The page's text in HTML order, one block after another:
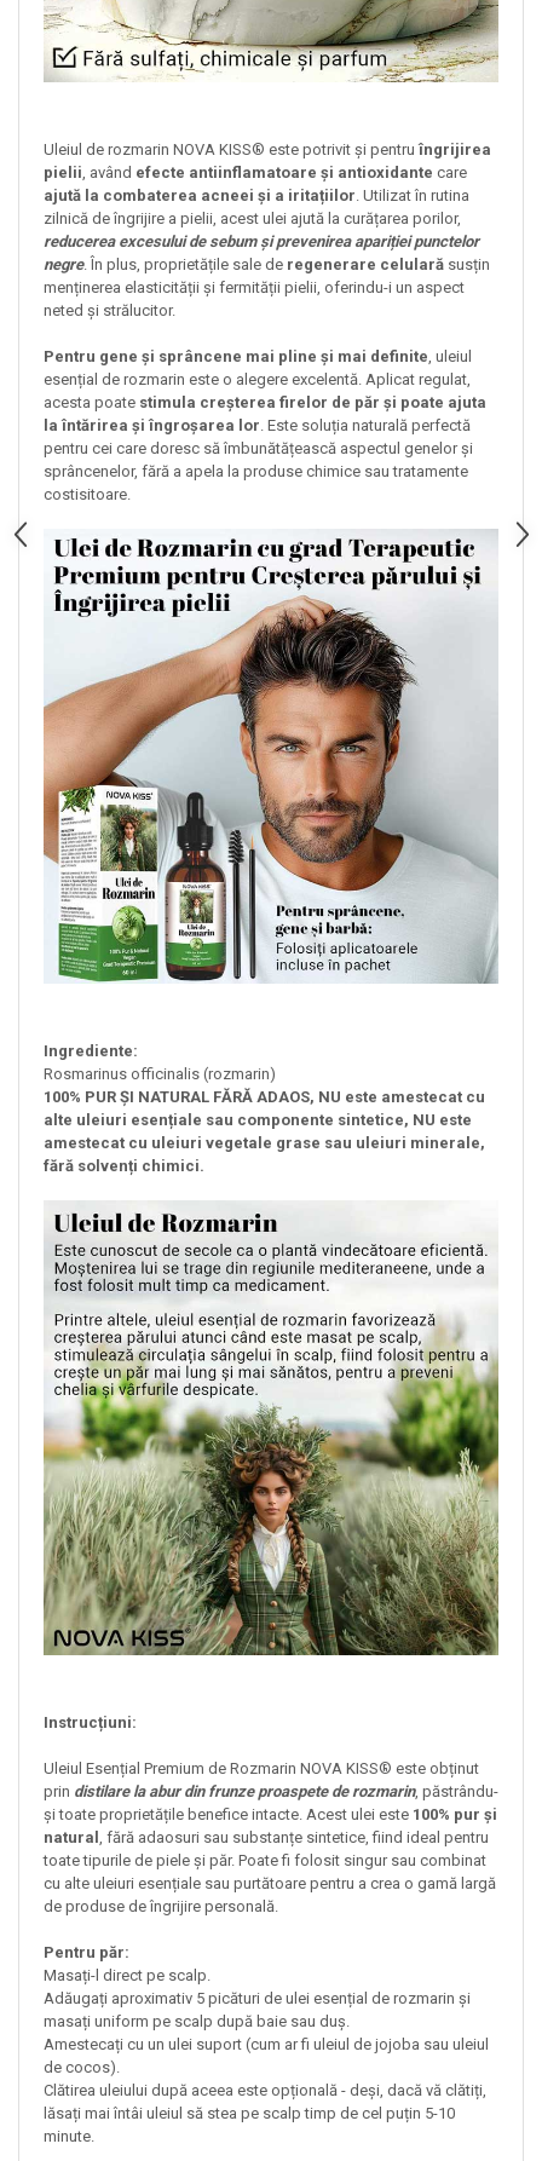
Uleiul de rozmarin NOVA KISS® este potrivit și pentruîngrijirea
pielii , având efecte antiinflamatoare și antioxidante care
ajută la combaterea acneei și a iritațiilor . Utilizat în rutina
zilnică de îngrijire a pielii, acest ulei ajută la curățarea porilor,
reducerea excesului de sebum și prevenirea apariției punctelor
negre. În plus, proprietățile sale de regenerare celulară susțin
menținerea elasticității și fermității pielii, oferindu-i un aspect
neted și strălucitor.
Pentru gene și sprâncene mai pline și mai definite , uleiul
esențial de rozmarin este o alegere excelentă. Aplicat regulat,
acesta poate stimula creșterea firelor de păr și poate ajuta
la întărirea și îngroșarea lor . Este soluția naturală perfectă
pentru cei care doresc să îmbunătățească aspectul genelor și
sprâncenelor, fără a apela la produse chimice sau tratamente
costisitoare.
Ingrediente:
Rosmarinus officinalis (rozmarin)
100% PUR ȘI NATURAL FĂRĂ ADAOS, NU este amestecat cu
alte uleiuri esențiale sau componente sintetice, NU este
amestecat cu uleiuri vegetale grase sau uleiuri minerale,
fără solvenți chimici.
Instrucțiuni:
Uleiul Esențial Premium de Rozmarin NOVA KISS® este obținut
prin distilare la abur din frunze proaspete de rozmarin, păstrându-
și toate proprietățile benefice intacte. Acest ulei este 100% pur și
natural , fără adaosuri sau substanțe sintetice, fiind ideal pentru
toate tipurile de piele și păr. Poate fi folosit singur sau combinat
cu alte uleiuri esențiale sau purtătoare pentru a crea o gamă largă
de produse de îngrijire personală.
Pentru păr:
Masați-l direct pe scalp.
Adăugați aproximativ 5 picături de ulei esențial de rozmarin și
masați uniform pe scalp după baie sau duș.
Amestecați cu un ulei suport (cum ar fi uleiul de jojoba sau uleiul
de cocos).
Clătirea uleiului după aceea este opțională - deși, dacă vă clătiți,
lăsați mai întâi uleiul să stea pe scalp timp de cel puțin 5-10
minute.